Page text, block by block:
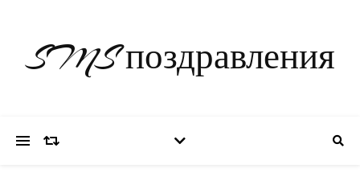
SMS поздравления